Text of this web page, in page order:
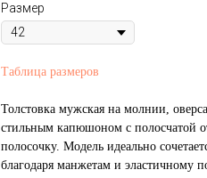
Размер
Таблица размеров
Толстовка мужская на молнии,
стильным капюшоном с полосчатой
полосочку. Модель идеально
благодаря манжетам и эластичному